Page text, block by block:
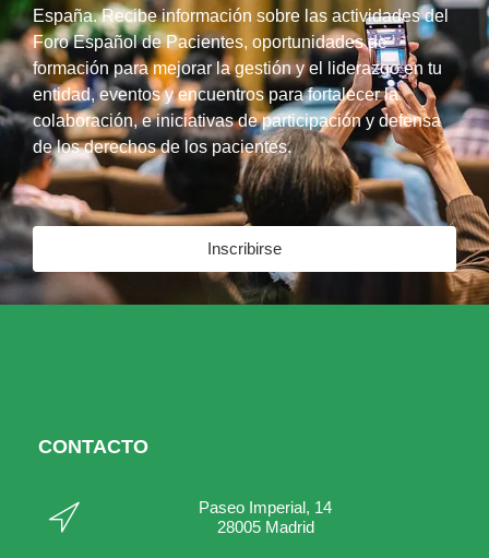
España. Recibe información sobre las actividades del
Foro Español de Pacientes, oportunidades de
formación para mejorar la gestión y el liderazgo en tu
entidad, eventos y encuentros para fortalecer la
colaboración, e iniciativas de participación y defensa
de los derechos de los pacientes.
Inscribirse
CONTACTO
Paseo Imperial, 14
28005 Madrid